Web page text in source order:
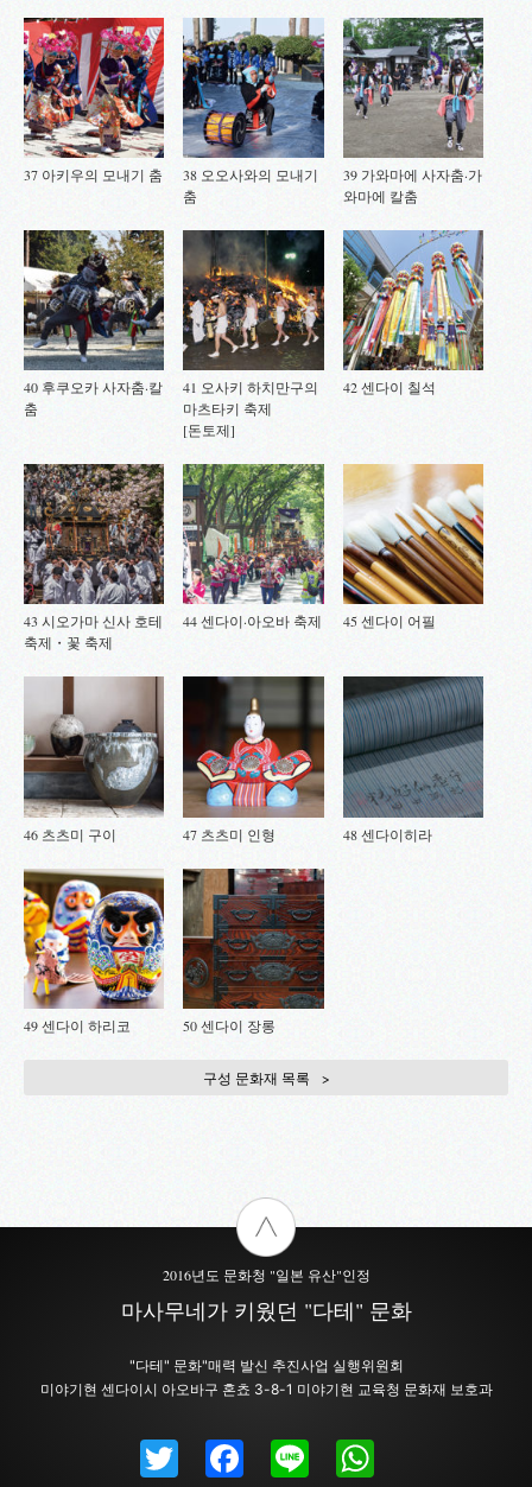
37 아키우의 모내기 춤
38 오오사와의 모내기
춤
39 가와마에 사자춤·가
와마에 칼춤
40 후쿠오카 사자춤·칼
춤
41 오사키 하치만구의
마츠타키 축제
[돈토제]
42 센다이 칠석
43 시오가마 신사 호테
축제・꽃 축제
44 센다이·아오바 축제 45 센다이 어필
46 츠츠미 구이 47 츠츠미 인형 48 센다이히라
49 센다이 하리코 50 센다이 장롱
구성 문화재 목록
2016년도 문화청 "일본 유산"인정
마사무네가 키웠던 "다테" 문화
"다테" 문화"매력 발신 추진사업 실행위원회
미야기현 센다이시 아오바구 혼쵸 3-8-1 미야기현 교육청 문화재 보호과
TwitterFacebook
Line